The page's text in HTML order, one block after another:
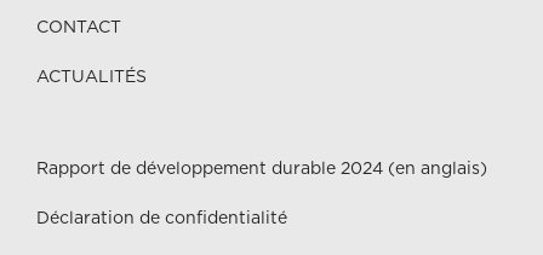
CONTACT
ACTUALITÉS
Rapport de développement durable 2024 (en anglais)
Déclaration de confidentialité